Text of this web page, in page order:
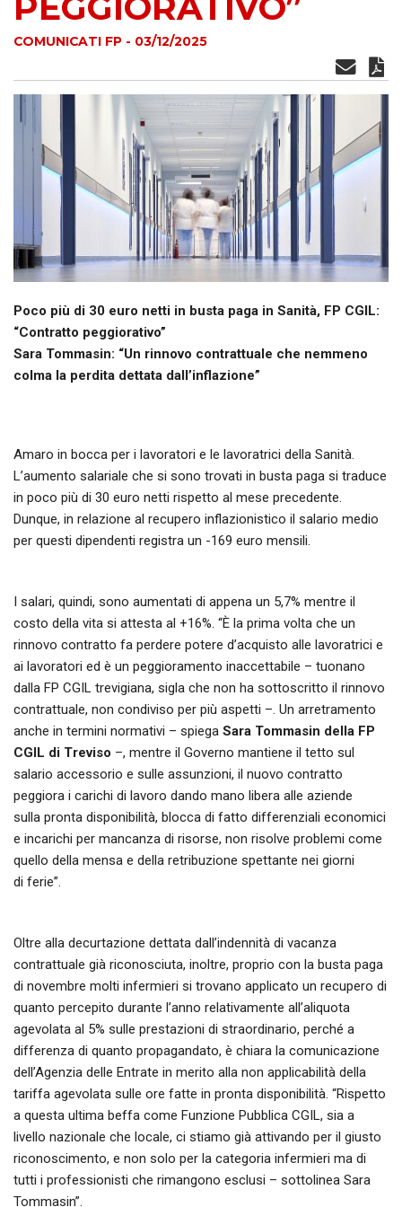
COMUNICATI FP - 03/12/2025
Poco più di 30 euro netti in busta paga in Sanità, FP CGIL:
“Contratto peggiorativo”
Sara Tommasin: “Un rinnovo contrattuale che nemmeno
colma la perdita dettata dall’inflazione”
Amaro in bocca per i lavoratori e le lavoratrici della Sanità.
L’aumento salariale che si sono trovati in busta paga si traduce
in poco più di 30 euro netti rispetto al mese precedente.
Dunque, in relazione al recupero inflazionistico il salario medio
per questi dipendenti registra un -169 euro mensili.
I salari, quindi, sono aumentati di appena un 5,7% mentre il
costo della vita si attesta al +16%. “È la prima volta che un
rinnovo contratto fa perdere potere d’acquisto alle lavoratrici e
ai lavoratori ed è un peggioramento inaccettabile – tuonano
dalla FP CGIL trevigiana, sigla che non ha sottoscritto il rinnovo
contrattuale, non condiviso per più aspetti –. Un arretramento
anche in termini normativi – spiega Sara Tommasin della FP
CGIL di Treviso –, mentre il Governo mantiene il tetto sul
salario accessorio e sulle assunzioni, il nuovo contratto
peggiora i carichi di lavoro dando mano libera alle aziende
sulla pronta disponibilità, blocca di fatto differenziali economici
e incarichi per mancanza di risorse, non risolve problemi come
quello della mensa e della retribuzione spettante nei giorni
di ferie”.
Oltre alla decurtazione dettata dall’indennità di vacanza
contrattuale già riconosciuta, inoltre, proprio con la busta paga
di novembre molti infermieri si trovano applicato un recupero di
quanto percepito durante l’anno relativamente all’aliquota
agevolata al 5% sulle prestazioni di straordinario, perché a
differenza di quanto propagandato, è chiara la comunicazione
dell’Agenzia delle Entrate in merito alla non applicabilità della
tariffa agevolata sulle ore fatte in pronta disponibilità. “Rispetto
a questa ultima beffa come Funzione Pubblica CGIL, sia a
livello nazionale che locale, ci stiamo già attivando per il giusto
riconoscimento, e non solo per la categoria infermieri ma di
tutti i professionisti che rimangono esclusi – sottolinea Sara
Tommasin”.